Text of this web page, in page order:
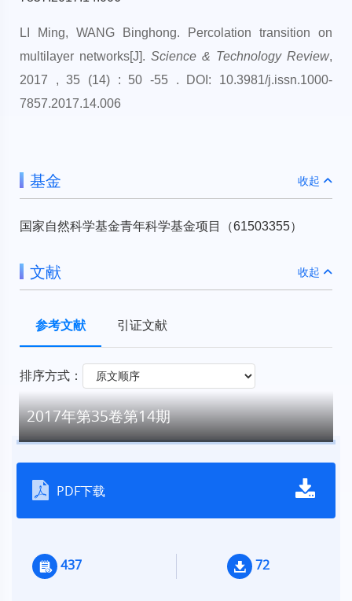
LI Ming, WANG Binghong. Percolation transition on
multilayer networks[J]. Science & Technology Review,
2017 , 35 (14) : 50 -55 . DOI: 10.3981/j.issn.1000-
7857.2017.14.006
基金 收起
国家自然科学基金青年科学基金项目（61503355）
文献 收起
参考文献 引证文献
排序方式：
2017年第35卷第14期
PDF下载
437 72